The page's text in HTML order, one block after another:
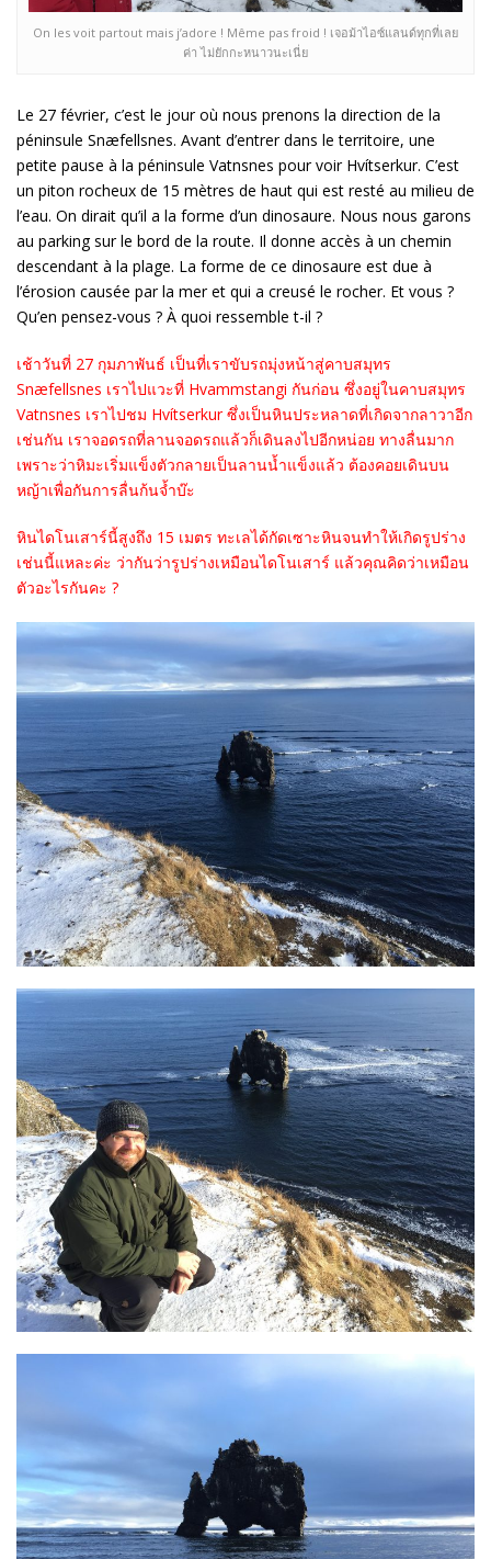
On les voit partout mais j’adore ! Même pas froid ! เจอม้าไอซ์แลนด์ทุกที่เลย
ค่า ไม่ยักกะหนาวนะเนี่ย
Le 27 février, c’est le jour où nous prenons la direction de la
péninsule Snæfellsnes. Avant d’entrer dans le territoire, une
petite pause à la péninsule Vatnsnes pour voir Hvítserkur. C’est
un piton rocheux de 15 mètres de haut qui est resté au milieu de
l’eau. On dirait qu’il a la forme d’un dinosaure. Nous nous garons
au parking sur le bord de la route. Il donne accès à un chemin
descendant à la plage. La forme de ce dinosaure est due à
l’érosion causée par la mer et qui a creusé le rocher. Et vous ?
Qu’en pensez-vous ? À quoi ressemble t-il ?
เช้าวันที่ 27 กุมภาพันธ์ เป็นที่เราขับรถมุ่งหน้าสู่คาบสมุทร
Snæfellsnes เราไปแวะที่ Hvammstangi กันก่อน ซึ่งอยู่ในคาบสมุทร
Vatnsnes เราไปชม Hvítserkur ซึ่งเป็นหินประหลาดที่เกิดจากลาวาอีก
เช่นกัน เราจอดรถที่ลานจอดรถแล้วก็เดินลงไปอีกหน่อย ทางลื่นมาก
เพราะว่าหิมะเริ่มแข็งตัวกลายเป็นลานน้ำแข็งแล้ว ต้องคอยเดินบน
หญ้าเพื่อกันการลื่นก้นจ้ำบ๊ะ
หินไดโนเสาร์นี้สูงถึง 15 เมตร ทะเลได้กัดเซาะหินจนทำให้เกิดรูปร่าง
เช่นนี้แหละค่ะ ว่ากันว่ารูปร่างเหมือนไดโนเสาร์ แล้วคุณคิดว่าเหมือน
ตัวอะไรกันคะ ?